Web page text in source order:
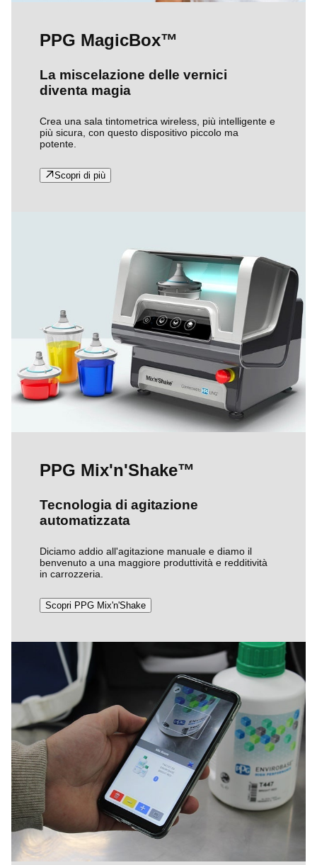
PPG MagicBox™
La miscelazione delle vernici
diventa magia
Crea una sala tintometrica wireless, più intelligente e
più sicura, con questo dispositivo piccolo ma
potente.
Scopri di più
PPG Mix'n'Shake™
Tecnologia di agitazione
automatizzata
Diciamo addio all'agitazione manuale e diamo il
benvenuto a una maggiore produttività e redditività
in carrozzeria.
Scopri PPG Mix'n'Shake